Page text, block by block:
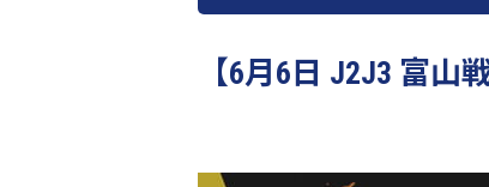
【6月6日 J2J3 富山